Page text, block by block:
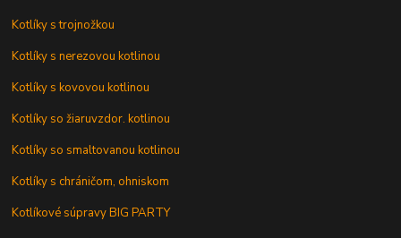
Kotlíky s trojnožkou
Kotlíky s nerezovou kotlinou
Kotlíky s kovovou kotlinou
Kotlíky so žiaruvzdor. kotlinou
Kotlíky so smaltovanou kotlinou
Kotlíky s chráničom, ohniskom
Kotlíkové súpravy BIG PARTY